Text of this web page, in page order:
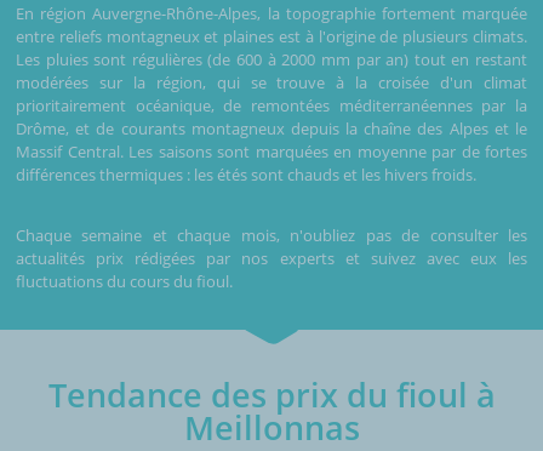
En région Auvergne-Rhône-Alpes, la topographie fortement marquée
entre reliefs montagneux et plaines est à l'origine de plusieurs climats.
Les pluies sont régulières (de 600 à 2000 mm par an) tout en restant
modérées sur la région, qui se trouve à la croisée d'un climat
prioritairement océanique, de remontées méditerranéennes par la
Drôme, et de courants montagneux depuis la chaîne des Alpes et le
Massif Central. Les saisons sont marquées en moyenne par de fortes
différences thermiques : les étés sont chauds et les hivers froids.
Chaque semaine et chaque mois, n'oubliez pas de consulter les
actualités prix rédigées par nos experts et suivez avec eux les
fluctuations du cours du fioul.
Tendance des prix du fioul à
Meillonnas